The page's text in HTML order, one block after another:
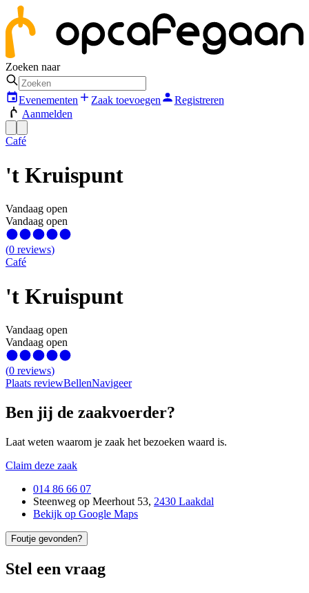
Zoeken naar
Evenementen Zaak toevoegen
Registreren
Aanmelden
Café
't Kruispunt
Vandaag open
Vandaag open
(0 reviews)
Café
't Kruispunt
Vandaag open
Vandaag open
(0 reviews)
Plaats reviewBellenNavigeer
Ben jij de zaakvoerder?
Laat weten waarom je zaak het bezoeken waard is.
Claim deze zaak
014 86 66 07
Steenweg op Meerhout 53, 2430 Laakdal
Bekijk op Google Maps
Foutje gevonden?
Stel een vraag